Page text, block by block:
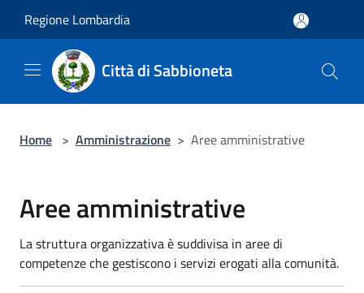
Regione Lombardia
Città di Sabbioneta
Home > Amministrazione > Aree amministrative
Aree amministrative
La struttura organizzativa è suddivisa in aree di
competenze che gestiscono i servizi erogati alla comunità.